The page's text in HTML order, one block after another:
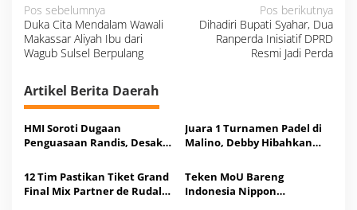
N
a
v
i
g
a
s
o
s
Pos sebelumnya
Duka Cita Mendalam Wawali
Makassar Aliyah Ibu dari
Wagub Sulsel Berpulang
Pos berikutnya
Dihadiri Bupati Syahar, Dua
Ranperda Inisiatif DPRD
Resmi Jadi Perda
Artikel Berita Daerah
HMI Soroti Dugaan
Penguasaan Randis, Desak
Juara 1 Turnamen Padel di
Malino, Debby Hibahkan
Tandem
12 Tim Pastikan Tiket Grand
Final Mix Partner de Rudal
Teken MoU Bareng
Indonesia Nippon